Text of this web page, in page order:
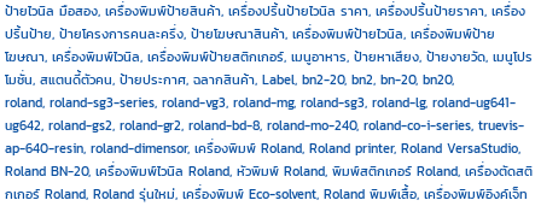
ป้ายไวนิล มือสอง, เครื่องพิมพ์ป้ายสินค้า, เครื่องปริ้นป้ายไวนิล ราคา, เครื่องปริ้นป้ายราคา, เครื่อง
ปริ้นป้าย, ป้ายโครงการคนละครึ่ง, ป้ายโฆษณาสินค้า, เครื่องพิมพ์ป้ายไวนิล, เครื่องพิมพ์ป้าย
โฆษณา, เครื่องพิมพ์ไวนิล, เครื่องพิมพ์ป้ายสติกเกอร์, เมนูอาหาร, ป้ายหาเสียง, ป้ายงายวัด, เมนูโปร
โมชั่น, สแตนดี้ตัวคน, ป้ายประกาศ, ฉลากสินค้า, Label, bn2-20, bn2, bn-20, bn20,
roland, roland-sg3-series, roland-vg3, roland-mg, roland-sg3, roland-lg, roland-ug641-
ug642, roland-gs2, roland-gr2, roland-bd-8, roland-mo-240, roland-co-i-series, truevis-
ap-640-resin, roland-dimensor, เครื่องพิมพ์ Roland, Roland printer, Roland VersaStudio,
Roland BN-20, เครื่องพิมพ์ไวนิล Roland, หัวพิมพ์ Roland, พิมพ์สติกเกอร์ Roland, เครื่องตัดสติ
กเกอร์ Roland, Roland รุ่นใหม่, เครื่องพิมพ์ Eco-solvent, Roland พิมพ์เสื้อ, เครื่องพิมพ์อิงค์เจ็ท